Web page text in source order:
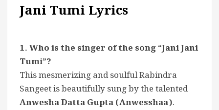
Jani Tumi Lyrics
1. Who is the singer of the song “Jani Jani
Tumi”?
This mesmerizing and soulful Rabindra
Sangeet is beautifully sung by the talented
Anwesha Datta Gupta (Anwesshaa).